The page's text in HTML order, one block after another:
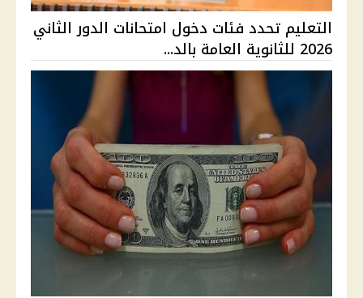
التعليم تحدد فئات دخول امتحانات الدور الثاني
2026 للثانوية العامة بالد...